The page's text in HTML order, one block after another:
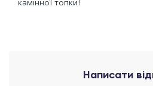
камінної топки!
Написати